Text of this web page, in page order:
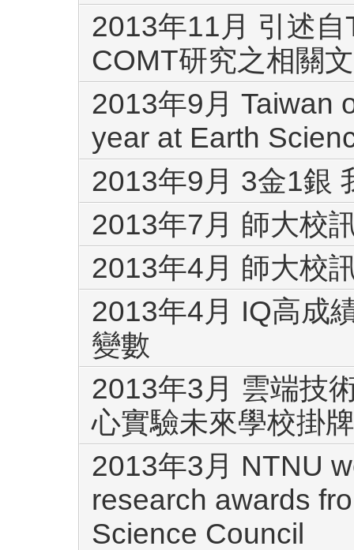
2013年11月 引述
COMT研究之相關
2013年9月 Taiwan
year at Earth
2013年9月 3金1銀
2013年7月 師大校
2013年4月 師大校
2013年4月 IQ高成
變數
2013年3月 雲端技
心實驗未來學校掛牌
2013年3月 NTNU
research awards
Science Council